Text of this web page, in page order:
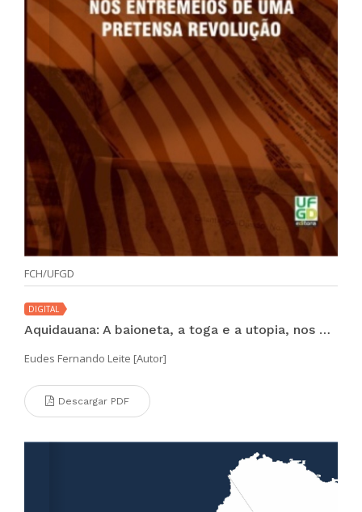
FCH/UFGD
DIGITAL
Aquidauana: A baioneta, a toga e a utopia, nos entremeios de uma pretensa revolução
Eudes Fernando Leite [Autor]
Descargar PDF